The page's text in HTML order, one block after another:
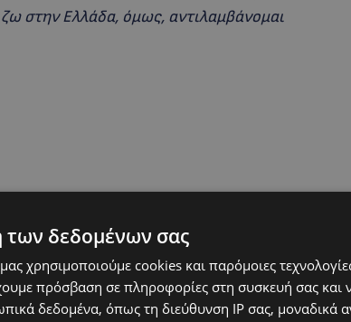
στην Ελλάδα, όμως, αντιλαμβάνομαι
αφού μεγάλωσε μόνη της, την κόρη
είναι εύκολο, αλλά νομίζω ότι η δύναμη
δεδομένων σας
χρησιμοποιούμε cookies και παρόμοιες
πρόσβαση σε πληροφορίες στη συσκευή σας και
δεδομένα, όπως τη διεύθυνση IP σας, μοναδικά